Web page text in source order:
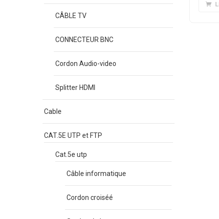
CÂBLE TV
CONNECTEUR BNC
Cordon Audio-video
Splitter HDMI
Cable
CAT.5E UTP et FTP
Cat.5e utp
Câble informatique
Cordon croiséé